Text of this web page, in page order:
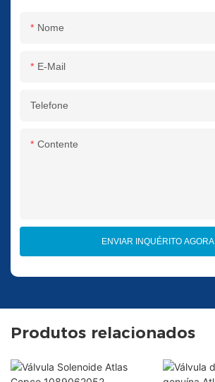
Nome
E-Mail
Telefone
Contente
ENVIAR INQUÉRITO AGORA
Produtos relacionados